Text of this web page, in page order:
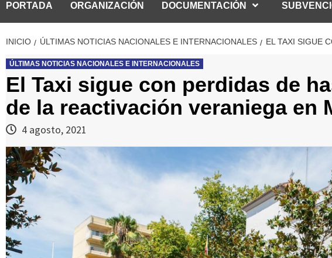
PORTADA ORGANIZACIÓN DOCUMENTACIÓN
INICIO ÚLTIMAS NOTICIAS NACIONALES E INTERNACIONALES EL TAXI SIGUE
ÚLTIMAS NOTICIAS NACIONALES E INTERNACIONALES
El Taxi sigue con perdidas de
de la reactivación veraniega en
4 agosto, 2021